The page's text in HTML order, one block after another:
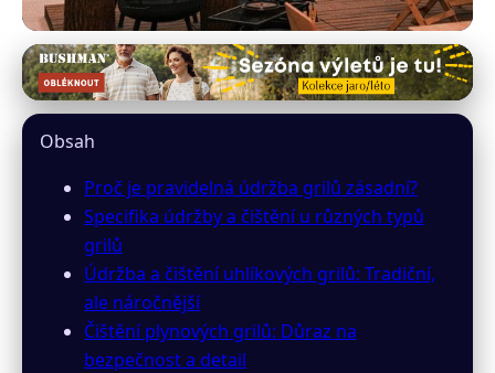
praktickyobchod.cz
Údržba Grilů: Kompletní
Průvodce pro Dlouhodobou
Funkčnost
28. 6. 2026· 10 min čtení · Autor: Lucie Benešová
Obsah
Proč je pravidelná údržba grilů zásadní?
Specifika údržby a čištění u různých typů
grilů
Údržba a čištění uhlíkových grilů: Tradiční,
ale náročnější
Čištění plynových grilů: Důraz na
bezpečnost a detail